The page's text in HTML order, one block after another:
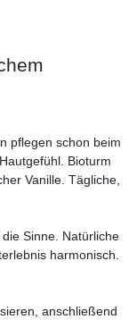
pflegen schon beim
Bioturm
Vanille. Tägliche,
Sinne. Natürliche
harmonisch.
anschließend